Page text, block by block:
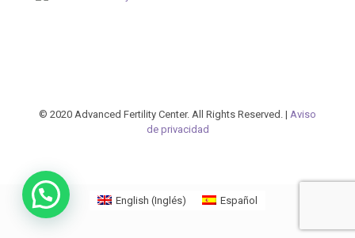
© 2020 Advanced Fertility Center. All Rights Reserved. | Aviso
de privacidad
English (Inglés) Español